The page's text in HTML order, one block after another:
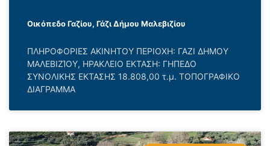
Οικόπεδο Γαζίου, Γάζι Δήμου Μαλεβιζίου
ΠΛΗΡΟΦΟΡΙΕΣ ΑΚΙΝΗΤΟΥ ΠΕΡΙΟΧΗ: ΓΑΖΙ ΔΗΜΟΥ
ΜΑΛΕΒΙΖΊΟΥ, ΗΡΑΚΛΕΙΟ ΕΚΤΑΣΗ: ΓΗΠΕΔΟ
ΣΥΝΟΛΙΚΗΣ ΕΚΤΑΣΗΣ 18.808,00 τ.μ. ΤΟΠΟΓΡΑΦΙΚΟ
ΔΙΑΓΡΑΜΜΑ